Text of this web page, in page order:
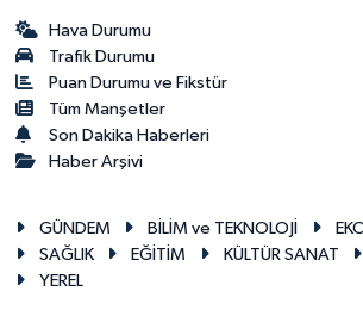
Hava Durumu
Trafik Durumu
Puan Durumu ve Fikstür
Tüm Manşetler
Son Dakika Haberleri
Haber Arşivi
GÜNDEM BİLİM ve TEKNOLOJİ
SAĞLIK
EĞİTİM KÜLTÜR SANAT
YEREL